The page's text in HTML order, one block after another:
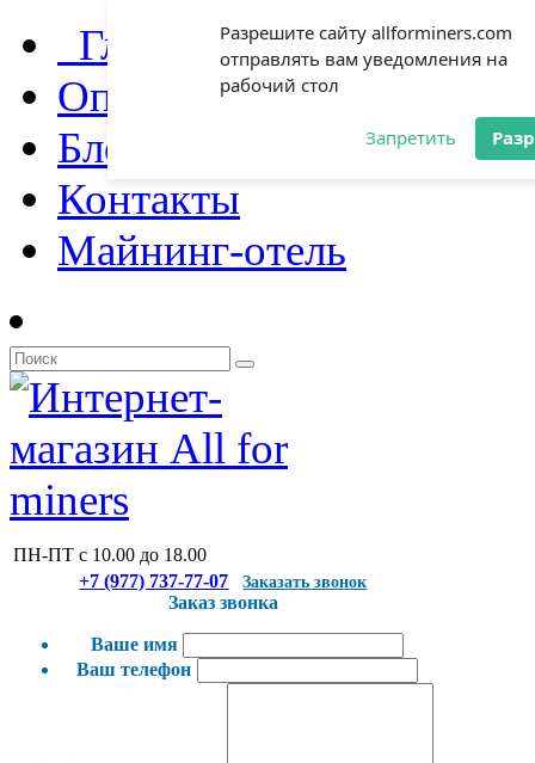
Разрешите сайту allforminers.com
отправлять вам уведомления на
рабочий стол
Запретить
Главная
Оплата и доставка
Блог
Контакты
Майнинг-отель
ПН-ПТ с 10.00 до 18.00
+7 (977) 737-77-07
Заказать звонок
Заказ звонка
Ваше имя
Ваш телефон